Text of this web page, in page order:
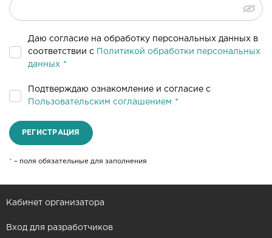
Даю согласие на обработку персональных данных в
соответствии с
Политикой обработки персональных
данных
Подтверждаю ознакомление и согласие с
Пользовательским соглашением
РЕГИСТРАЦИЯ
* – поля обязательные для заполнения
Кабинет организатора
Вход для разработчиков